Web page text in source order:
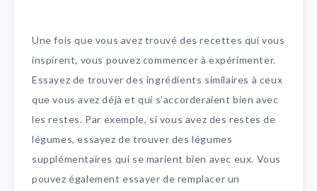
Une fois que vous avez trouvé des recettes qui vous
inspirent, vous pouvez commencer à expérimenter.
Essayez de trouver des ingrédients similaires à ceux
que vous avez déjà et qui s’accorderaient bien avec
les restes. Par exemple, si vous avez des restes de
légumes, essayez de trouver des légumes
supplémentaires qui se marient bien avec eux. Vous
pouvez également essayer de remplacer un